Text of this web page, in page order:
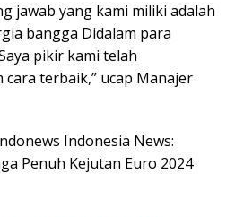
jawab yang kami miliki adalah
bangga Didalam para
pikir kami telah
cara terbaik,” ucap Manajer
Indonesia News:
Penuh Kejutan Euro 2024